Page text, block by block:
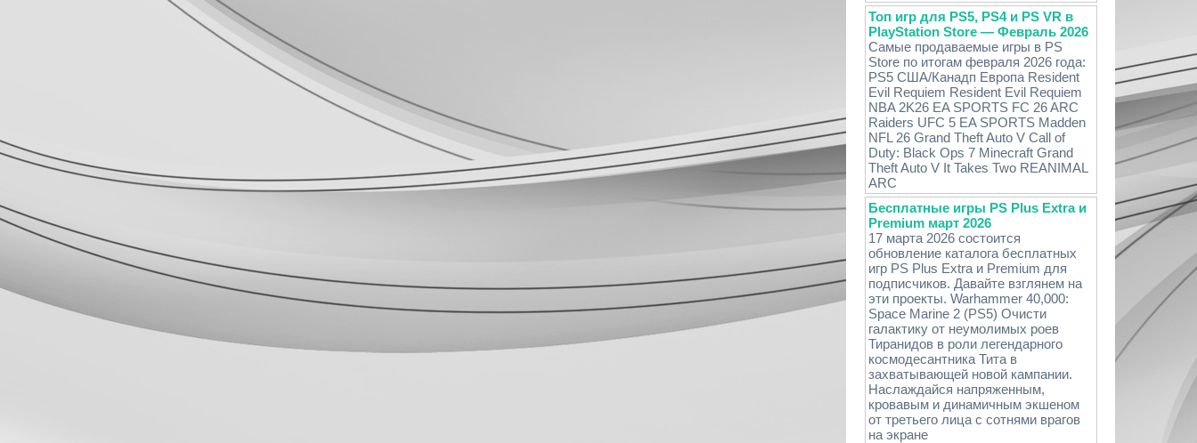
Топ игр для PS5, PS4 и PS VR в
PlayStation Store — Февраль 2026
Самые продаваемые игры в PS
Store по итогам февраля 2026 года:
PS5 США/Канадп Европа Resident
Evil Requiem Resident Evil Requiem
NBA 2K26 EA SPORTS FC 26 ARC
Raiders UFC 5 EA SPORTS Madden
NFL 26 Grand Theft Auto V Call of
Duty: Black Ops 7 Minecraft Grand
Theft Auto V It Takes Two REANIMAL
ARC
Бесплатные игры PS Plus Extra и
Premium март 2026
17 марта 2026 состоится
обновление каталога бесплатных
игр PS Plus Extra и Premium для
подписчиков. Давайте взглянем на
эти проекты. Warhammer 40,000:
Space Marine 2 (PS5) Очисти
галактику от неумолимых роев
Тиранидов в роли легендарного
космодесантника Тита в
захватывающей новой кампании.
Наслаждайся напряженным,
кровавым и динамичным экшеном
от третьего лица с сотнями врагов
на экране